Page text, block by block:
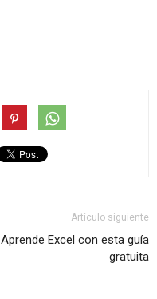
Artículo siguiente
Aprende Excel con esta guía
gratuita